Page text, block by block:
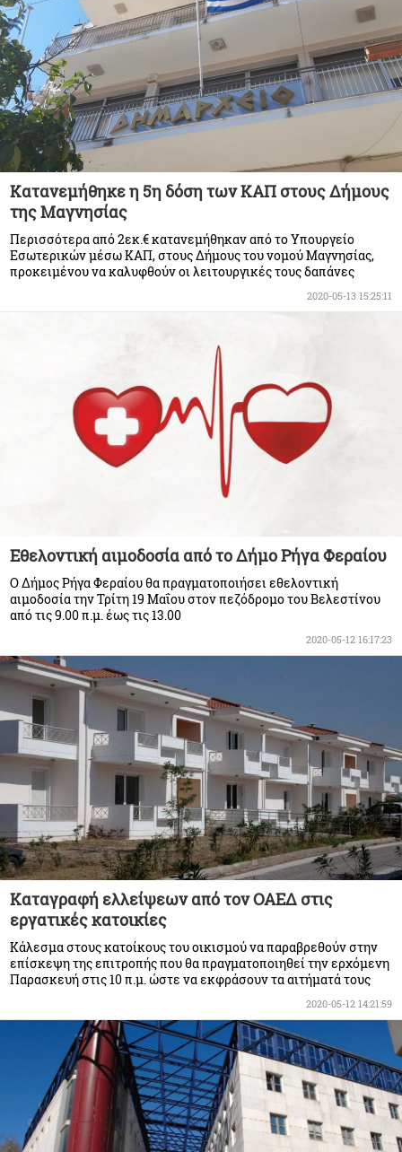
Κατανεμήθηκε η 5η δόση των ΚΑΠ στους Δήμους
της Μαγνησίας
Περισσότερα από 2εκ.€ κατανεμήθηκαν από το Υπουργείο
Εσωτερικών μέσω ΚΑΠ, στους Δήμους του νομού Μαγνησίας,
προκειμένου να καλυφθούν οι λειτουργικές τους δαπάνες
2020-05-13 15:25:11
Εθελοντική αιμοδοσία από το Δήμο Ρήγα Φεραίου
Ο Δήμος Ρήγα Φεραίου θα πραγματοποιήσει εθελοντική
αιμοδοσία την Τρίτη 19 Μαΐου στον πεζόδρομο του Βελεστίνου
από τις 9.00 π.μ. έως τις 13.00
2020-05-12 16:17:23
Καταγραφή ελλείψεων από τον ΟΑΕΔ στις
εργατικές κατοικίες
Κάλεσμα στους κατοίκους του οικισμού να παραβρεθούν στην
επίσκεψη της επιτροπής που θα πραγματοποιηθεί την ερχόμενη
Παρασκευή στις 10 π.μ. ώστε να εκφράσουν τα αιτήματά τους
2020-05-12 14:21:59